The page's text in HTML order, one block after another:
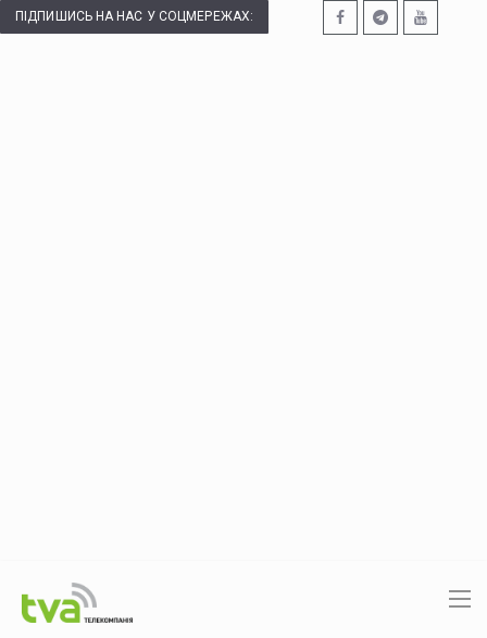
ПІДПИШИСЬ НА НАС У СОЦМЕРЕЖАХ: